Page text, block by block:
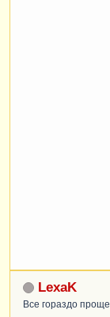
LexaK
Все гораздо проще.